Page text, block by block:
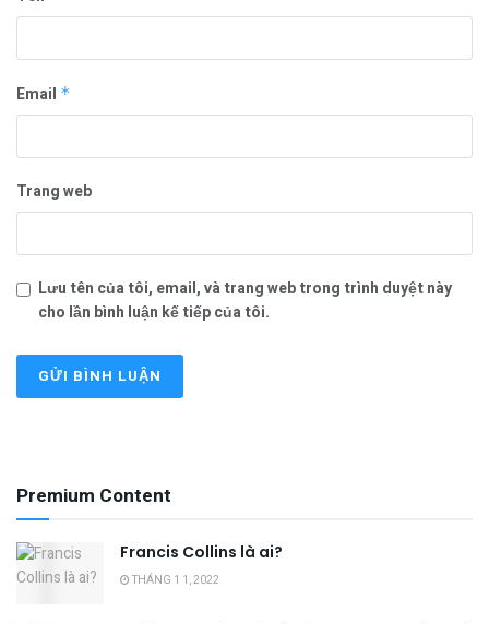
Email *
Trang web
Lưu tên của tôi, email, và trang web trong trình duyệt này
cho lần bình luận kế tiếp của tôi.
Premium Content
Francis Collins là ai?
THÁNG 1 1, 2022